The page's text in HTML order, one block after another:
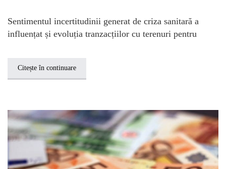
Sentimentul incertitudinii generat de criza sanitară a
influențat și evoluția tranzacțiilor cu terenuri pentru
Citește în continuare